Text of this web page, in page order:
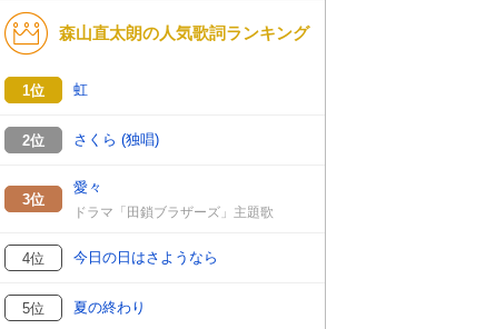
森山直太朗の人気歌詞ランキング
1位 虹
2位 さくら (独唱)
3位
愛々
ドラマ「田鎖ブラザーズ」主題歌
4位 今日の日はさようなら
5位 夏の終わり